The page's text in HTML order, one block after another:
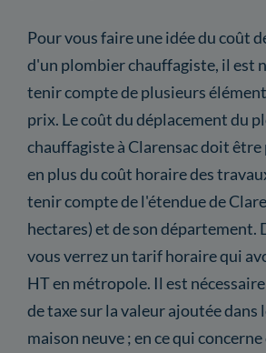
Pour vous faire une idée du coût
d'un plombier chauffagiste, il est
tenir compte de plusieurs
prix. Le coût du déplacement du
chauffagiste à Clarensac doit
en plus du coût horaire des
tenir compte de l'étendue de
hectares) et de son département.
vous verrez un tarif horaire qui
HT en métropole. Il est
de taxe sur la valeur ajoutée dans
maison neuve ; en ce qui concerne